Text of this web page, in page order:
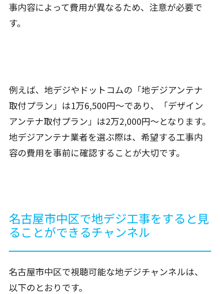
事内容によって費用が異なるため、注意が必要で
す。
例えば、地デジやドットコムの「地デジアンテナ
取付プラン」は1万6,500円〜であり、「デザイン
アンテナ取付プラン」は2万2,000円〜となります。
地デジアンテナ業者を選ぶ際は、希望する工事内
容の費用を事前に確認することが大切です。
名古屋市中区で地デジ工事をすると見
ることができるチャンネル
名古屋市中区で視聴可能な地デジチャンネルは、
以下のとおりです。